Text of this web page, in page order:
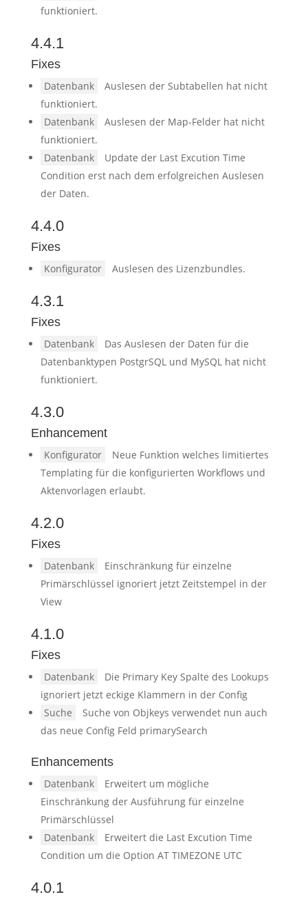
funktioniert.
4.4.1
Fixes
Datenbank
Auslesen der Subtabellen hat nicht
funktioniert.
Datenbank
Auslesen der Map-Felder hat nicht
funktioniert.
Datenbank
Update der Last Excution Time
Condition erst nach dem erfolgreichen Auslesen
der Daten.
4.4.0
Fixes
Konfigurator Auslesen des Lizenzbundles.
4.3.1
Fixes
Datenbank
Das Auslesen der Daten für die
Datenbanktypen PostgrSQL und MySQL hat nicht
funktioniert.
4.3.0
Enhancement
Konfigurator
Neue Funktion welches limitiertes
Templating für die konfigurierten Workflows und
Aktenvorlagen erlaubt.
4.2.0
Fixes
Datenbank
Einschränkung für einzelne
Primärschlüssel ignoriert jetzt Zeitstempel in der
View
4.1.0
Fixes
Datenbank
Die Primary Key Spalte des Lookups
ignoriert jetzt eckige Klammern in der Config
Suche
Suche von Objkeys verwendet nun auch
das neue Config Feld primarySearch
Enhancements
Datenbank
Erweitert um mögliche
Einschränkung der Ausführung für einzelne
Primärschlüssel
Datenbank
Erweitert die Last Excution Time
Condition um die Option AT TIMEZONE UTC
4.0.1